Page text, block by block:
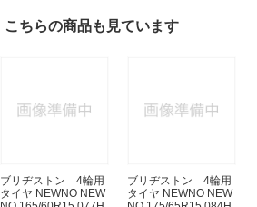
ちらの商品も見ています
ブリヂストン 4輪用
タイヤ NEWNO NEW
ブリヂストン 4輪用
タイヤ NEWNO NEW